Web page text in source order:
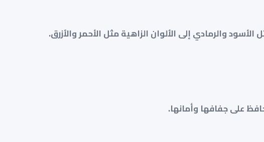
والرمادي إلى الألوان الزاهية مثل الأحمر والأزرق.
على جفافها وأمانها.